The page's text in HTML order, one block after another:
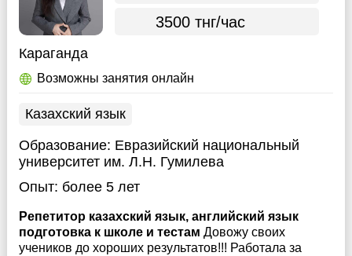
3500 тнг/час
Караганда
Возможны занятия онлайн
Казахский язык
Образование: Евразийский национальный
университет им. Л.Н. Гумилева
Опыт: более 5 лет
Репетитор казахский язык, английский язык
подготовка к школе и тестам Довожу своих
учеников до хороших результатов!!! Работала за